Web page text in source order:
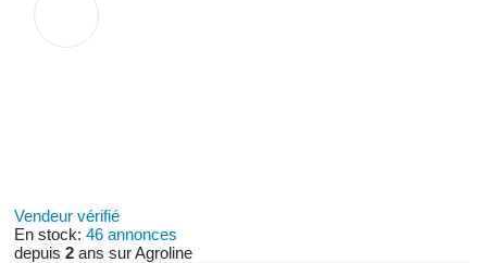
Vendeur vérifié
En stock: 46 annonces
depuis 2 ans sur Agroline